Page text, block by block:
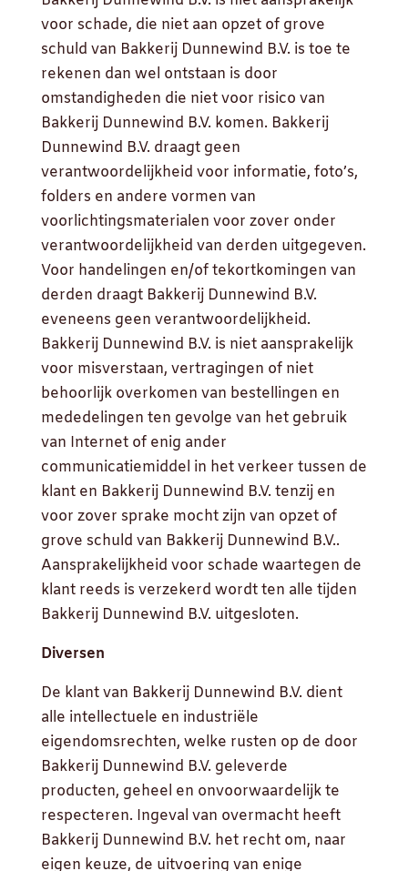
voor schade, die niet aan opzet of grove
schuld van Bakkerij Dunnewind B.V. is toe te
rekenen dan wel ontstaan is door
omstandigheden die niet voor risico van
Bakkerij Dunnewind B.V. komen. Bakkerij
Dunnewind B.V. draagt geen
verantwoordelijkheid voor informatie, foto’s,
folders en andere vormen van
voorlichtingsmaterialen voor zover onder
verantwoordelijkheid van derden uitgegeven.
Voor handelingen en/of tekortkomingen van
derden draagt Bakkerij Dunnewind B.V.
eveneens geen verantwoordelijkheid.
Bakkerij Dunnewind B.V. is niet aansprakelijk
voor misverstaan, vertragingen of niet
behoorlijk overkomen van bestellingen en
mededelingen ten gevolge van het gebruik
van Internet of enig ander
communicatiemiddel in het verkeer tussen de
klant en Bakkerij Dunnewind B.V. tenzij en
voor zover sprake mocht zijn van opzet of
grove schuld van Bakkerij Dunnewind B.V..
Aansprakelijkheid voor schade waartegen de
klant reeds is verzekerd wordt ten alle tijden
Bakkerij Dunnewind B.V. uitgesloten.
Diversen
De klant van Bakkerij Dunnewind B.V. dient
alle intellectuele en industriële
eigendomsrechten, welke rusten op de door
Bakkerij Dunnewind B.V. geleverde
producten, geheel en onvoorwaardelijk te
respecteren. Ingeval van overmacht heeft
Bakkerij Dunnewind B.V. het recht om, naar
eigen keuze, de uitvoering van enige